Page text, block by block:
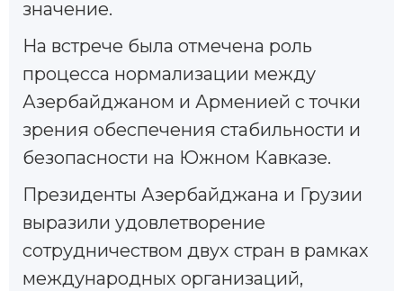
значение.
На встрече была отмечена роль
процесса нормализации между
Азербайджаном и Арменией с точки
зрения обеспечения стабильности и
безопасности на Южном Кавказе.
Президенты Азербайджана и Грузии
выразили удовлетворение
сотрудничеством двух стран в рамках
международных организаций,